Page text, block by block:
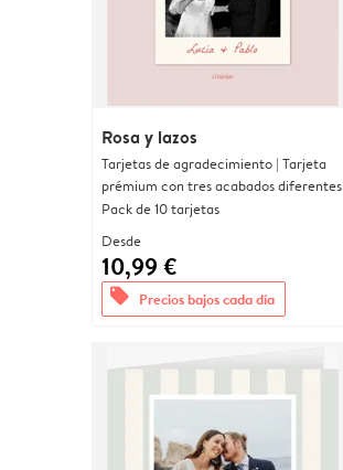
Rosa y lazos
Tarjetas de agradecimiento | Tarjeta
prémium con tres acabados diferentes
Pack de 10 tarjetas
Desde
10,99 €
offers Precios bajos cada día